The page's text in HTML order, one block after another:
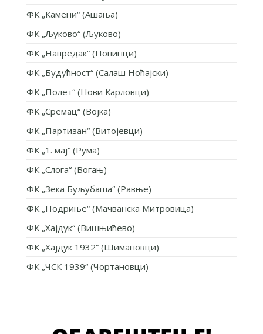
ФК „Камени“ (Ашања)
ФК „Љуково“ (Љуково)
ФК „Напредак“ (Попинци)
ФК „Будућност“ (Салаш Ноћајски)
ФК „Полет“ (Нови Карловци)
ФК „Сремац“ (Војка)
ФК „Партизан“ (Витојевци)
ФК „1. мај“ (Рума)
ФК „Слога“ (Вогањ)
ФК „Зека Буљубаша“ (Равње)
ФК „Подриње“ (Мачванска Митровица)
ФК „Хајдук“ (Вишњићево)
ФК „Хајдук 1932“ (Шимановци)
ФК „ЧСК 1939“ (Чортановци)